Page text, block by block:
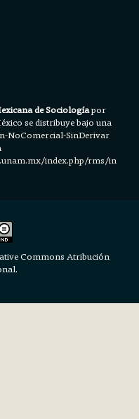
de Sociologíapor
se distribuye bajo una
NoComercial-SinDerivar
index.php/rms/in
Commons Atribución